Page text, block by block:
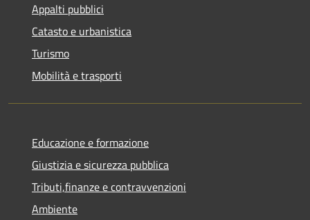
Appalti pubblici
Catasto e urbanistica
Turismo
Mobilità e trasporti
Educazione e formazione
Giustizia e sicurezza pubblica
Tributi,finanze e contravvenzioni
Ambiente